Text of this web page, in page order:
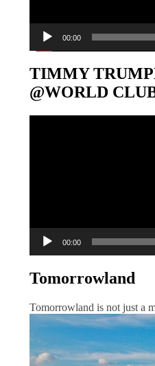
00:00
TIMMY
@WORLD
00:00
Tomorrowland
Tomorrowland is not just a